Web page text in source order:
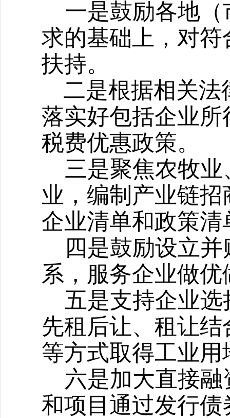
一是鼓励各地
求的基础上，对
扶持。
二是根据相关法
落实好包括企业
税费优惠政策。
三是聚焦农牧
业，编制产业链
企业清单和政策清
四是鼓励设立
系，服务企业做
五是支持企业选
先租后让、租让
等方式取得工业用
六是加大直接
和项目通过发行债